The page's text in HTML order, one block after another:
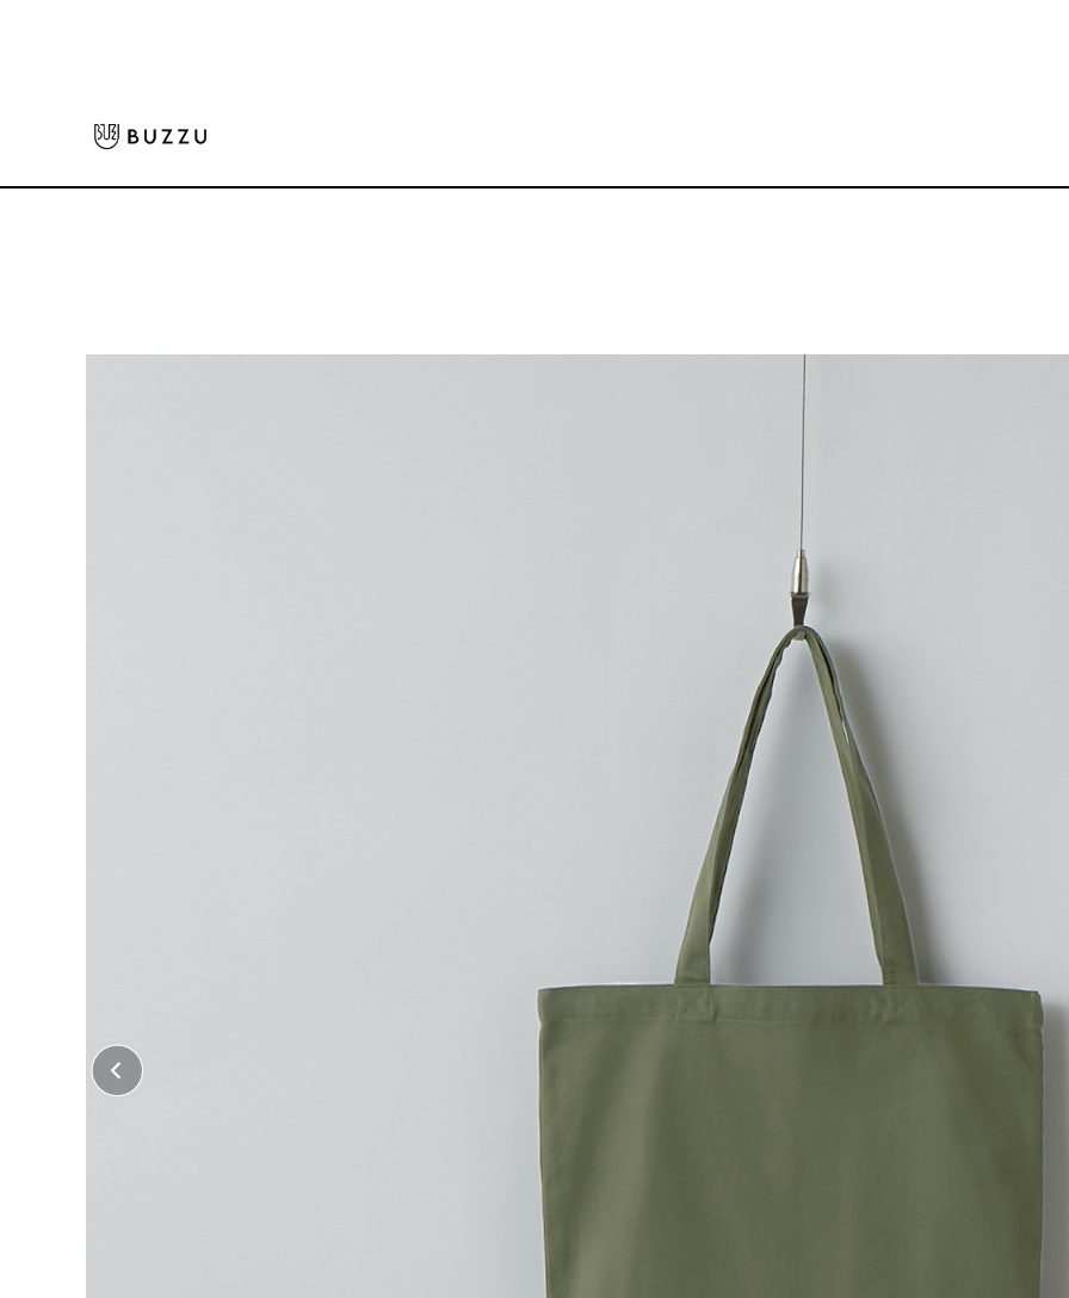
バッグ・ポーチ >
8ozの生地でほど良い厚み！
A4サイズがすっきりしまえる
A4サイズの資料やファイル
8ozと程よい厚みのキャンバ
く、ノートPCやタブレット
オリジナルエコバッグや、通
ナチュラルはエコマーク認定
※こちらは無地商品です。プ
プリント範囲
買い物か